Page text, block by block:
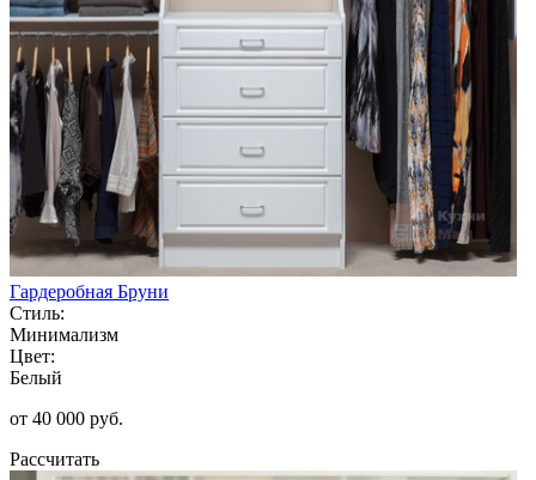
Гардеробная Бруни
Стиль:
Минимализм
Цвет:
Белый
от 40 000 руб.
Рассчитать